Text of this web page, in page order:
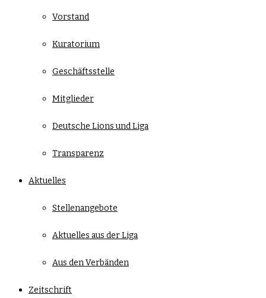
Vorstand
Kuratorium
Geschäftsstelle
Mitglieder
Deutsche Lions und Liga
Transparenz
Aktuelles
Stellenangebote
Aktuelles aus der Liga
Aus den Verbänden
Zeitschrift